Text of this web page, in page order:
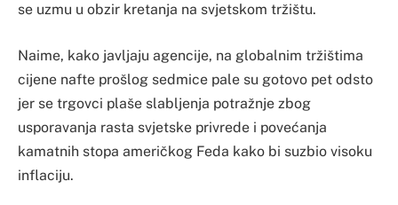
se uzmu u obzir kretanja na svjetskom tržištu.
Naime, kako javljaju agencije, na globalnim tržištima
cijene nafte prošlog sedmice pale su gotovo pet odsto
jer se trgovci plaše slabljenja potražnje zbog
usporavanja rasta svjetske privrede i povećanja
kamatnih stopa američkog Feda kako bi suzbio visoku
inflaciju.